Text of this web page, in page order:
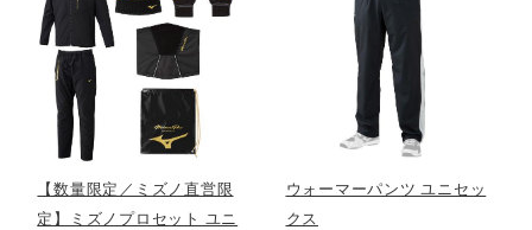
サポート
直営店一覧
取扱店一覧
【数量限定／ミズノ直営限
定】ミズノプロセット ユニ
ウォーマーパンツ ユニセッ
クス